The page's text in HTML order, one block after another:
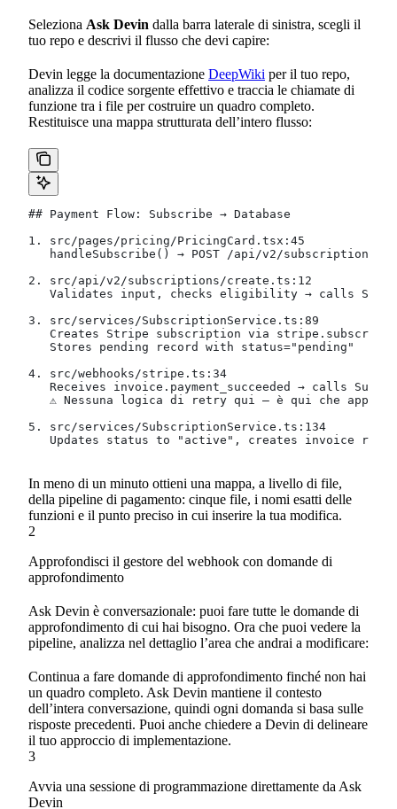
Seleziona Ask Devin dalla barra laterale di sinistra, scegli il
tuo repo e descrivi il flusso che devi capire:
Devin legge la documentazione DeepWiki per il tuo repo,
analizza il codice sorgente effettivo e traccia le chiamate di
funzione tra i file per costruire un quadro completo.
Restituisce una mappa strutturata dell’intero flusso:
## Payment Flow: Subscribe → Database
1. src/pages/pricing/PricingCard.tsx:45
   handleSubscribe() → POST /api/v2/subscriptions
2. src/api/v2/subscriptions/create.ts:12
Validates input, checks eligibility → calls
3. src/services/SubscriptionService.ts:89
Creates Stripe subscription via
   Stores pending record with status="pending"
4. src/webhooks/stripe.ts:34
Receives invoice.payment_succeeded → calls
⚠ Nessuna logica di retry qui — è qui che
5. src/services/SubscriptionService.ts:134
Updates status to "active", creates invoice
In meno di un minuto ottieni una mappa, a livello di file,
della pipeline di pagamento: cinque file, i nomi esatti delle
funzioni e il punto preciso in cui inserire la tua modifica.
2
Approfondisci il gestore del webhook con domande di
approfondimento
Ask Devin è conversazionale: puoi fare tutte le domande di
approfondimento di cui hai bisogno. Ora che puoi vedere la
pipeline, analizza nel dettaglio l’area che andrai a modificare:
Continua a fare domande di approfondimento finché non hai
un quadro completo. Ask Devin mantiene il contesto
dell’intera conversazione, quindi ogni domanda si basa sulle
risposte precedenti. Puoi anche chiedere a Devin di delineare
il tuo approccio di implementazione.
3
Avvia una sessione di programmazione direttamente da Ask
Devin